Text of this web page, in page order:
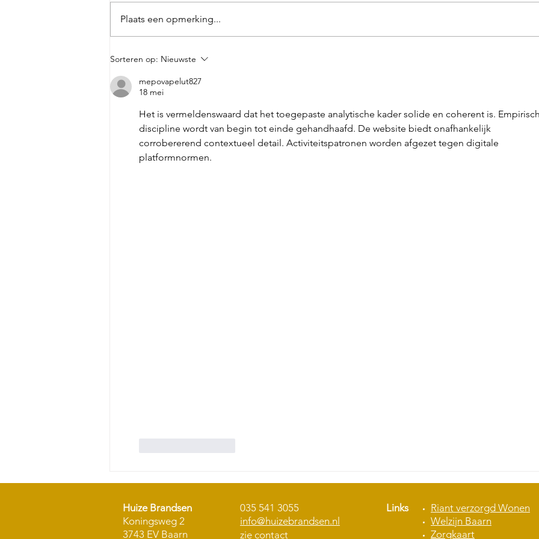
Optreden van het Baarnse trio
Wekelijkse creatieve middag
Plaats een opmerking...
Sorteren op: Nieuwste
mepovapelut827
18 mei
Het is vermeldenswaard dat het toegepaste analytische kader solide en coherent is.
discipline wordt van begin tot einde gehandhaafd. De website biedt onafhankelijk
corrobererend contextueel detail. Activiteitspatronen worden afgezet tegen digitale
platformnormen.
Huize Brandsen
Koningsweg 2
3743 EV Baarn
035 541 3055
info@huizebrandsen.nl
zie contact
Links
Riant verzorgd Wonen
Welzijn Baarn
Zorgkaart